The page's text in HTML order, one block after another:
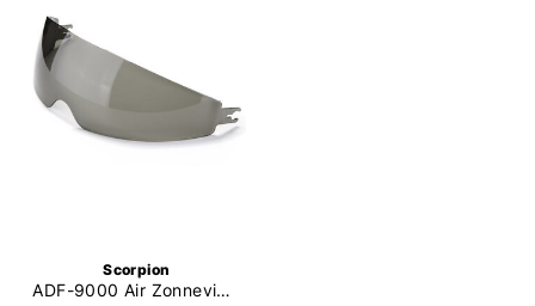
Scorpion
ADF-9000 Air Zonnevizier (KS-A-01)